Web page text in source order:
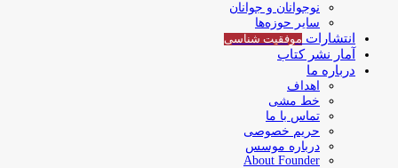
نوجوانان و جوانان
سایر حوزه‌ها
انتشارات موفقیت‌ شناسی
آمار نشر کتاب
درباره ما
اهداف
خط مشی
تماس با ما
حریم خصوصی
درباره موسس
About Founder